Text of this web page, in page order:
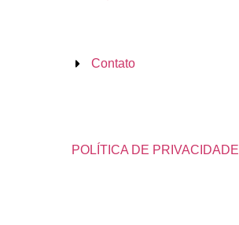
Contato
POLÍTICA DE PRIVACIDADE